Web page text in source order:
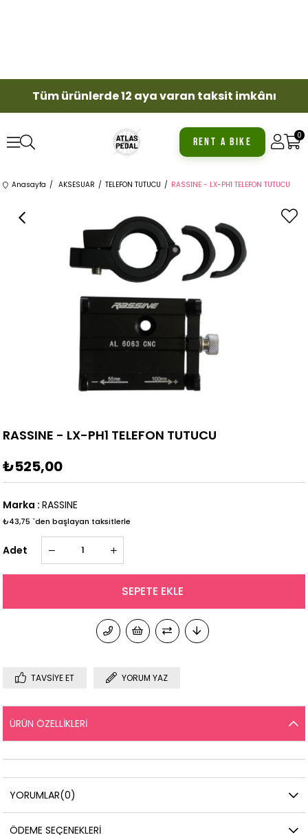
Tüm ürünlerde 12 aya varan taksit imkânı
0
RENT A BIKE
Anasayfa AKSESUAR TELEFON TUTUCU RASSINE - LX-PH1 TELEFON TUTUCU
RASSINE - LX-PH1 TELEFON TUTUCU
₺525,00
Marka : RASSINE
₺43,75 `den başlayan taksitlerle
Adet
TAVSIYE ET YORUM YAZ
ÜRÜN ÖZELLIKLERI
YORUMLAR(0)
ÖDEME SEÇENEKLERI